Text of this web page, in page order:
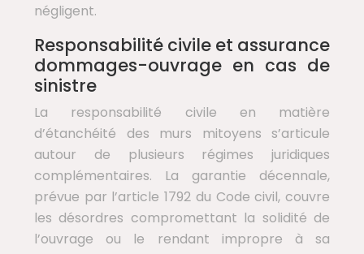
négligent.
Responsabilité civile et assurance
dommages-ouvrage en cas de
sinistre
La responsabilité civile en matière
d’étanchéité des murs mitoyens s’articule
autour de plusieurs régimes juridiques
complémentaires. La garantie décennale,
prévue par l’article 1792 du Code civil, couvre
les désordres compromettant la solidité de
l’ouvrage ou le rendant impropre à sa